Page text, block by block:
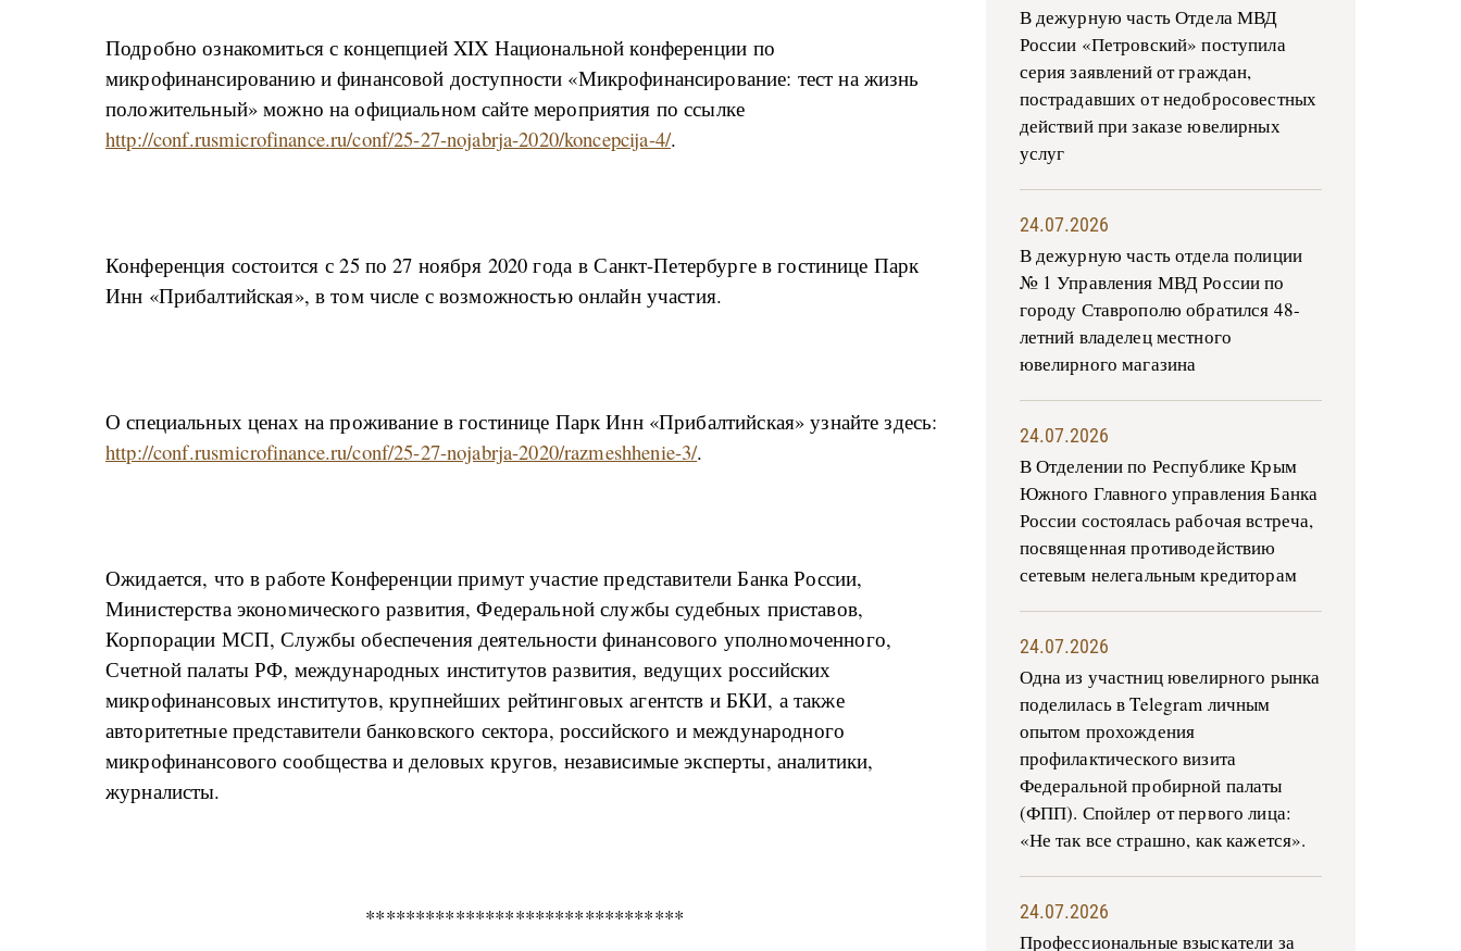
Подробно ознакомиться с концепцией XIX Национальной конференции по
микрофинансированию и финансовой доступности «Микрофинансирование: тест на жизнь
положительный» можно на официальном сайте мероприятия по ссылке
http://conf.rusmicrofinance.ru/conf/25-27-nojabrja-2020/koncepcija-4/.
Конференция состоится с 25 по 27 ноября 2020 года в Санкт-Петербурге в гостинице Парк
Инн «Прибалтийская», в том числе с возможностью онлайн участия.
О специальных ценах на проживание в гостинице Парк Инн «Прибалтийская» узнайте здесь:
http://conf.rusmicrofinance.ru/conf/25-27-nojabrja-2020/razmeshhenie-3/.
Ожидается, что в работе Конференции примут участие представители Банка России,
Министерства экономического развития, Федеральной службы судебных приставов,
Корпорации МСП, Службы обеспечения деятельности финансового уполномоченного,
Счетной палаты РФ, международных институтов развития, ведущих российских
микрофинансовых институтов, крупнейших рейтинговых агентств и БКИ, а также
авторитетные представители банковского сектора, российского и международного
микрофинансового сообщества и деловых кругов, независимые эксперты, аналитики,
журналисты.
********************************
В дежурную часть Отдела МВД
России «Петровский» поступила
серия заявлений от граждан,
пострадавших от недобросовестных
действий при заказе ювелирных
услуг
24.07.2026
В дежурную часть отдела полиции
№ 1 Управления МВД России по
городу Ставрополю обратился 48-
летний владелец местного
ювелирного магазина
24.07.2026
В Отделении по Республике Крым
Южного Главного управления Банка
России состоялась рабочая встреча,
посвященная противодействию
сетевым нелегальным кредиторам
24.07.2026
Одна из участниц ювелирного рынка
поделилась в Telegram личным
опытом прохождения
профилактического визита
Федеральной пробирной палаты
(ФПП). Спойлер от первого лица:
«Не так все страшно, как кажется».
24.07.2026
Профессиональные взыскатели за